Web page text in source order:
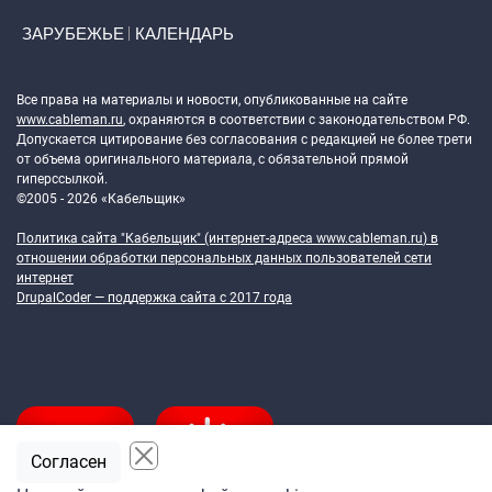
ЗАРУБЕЖЬЕ КАЛЕНДАРЬ
Все права на материалы и новости, опубликованные на сайте
www.cableman.ru, охраняются в соответствии с законодательством РФ.
Допускается цитирование без согласования с редакцией не более трети
от объема оригинального материала, с обязательной прямой
гиперссылкой.
©2005 - 2026 «Кабельщик»
Политика сайта "Кабельщик" (интернет-адреса www.cableman.ru) в
отношении обработки персональных данных пользователей сети
интернет
DrupalCoder — поддержка сайта c 2017 года
Согласен